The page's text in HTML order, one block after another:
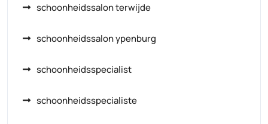
schoonheidssalon terwijde
schoonheidssalon ypenburg
schoonheidsspecialist
schoonheidsspecialiste